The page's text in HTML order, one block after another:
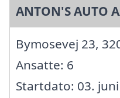
ANTON'S AUTO
Bymosevej 23,
Ansatte: 6
Startdato: 03.